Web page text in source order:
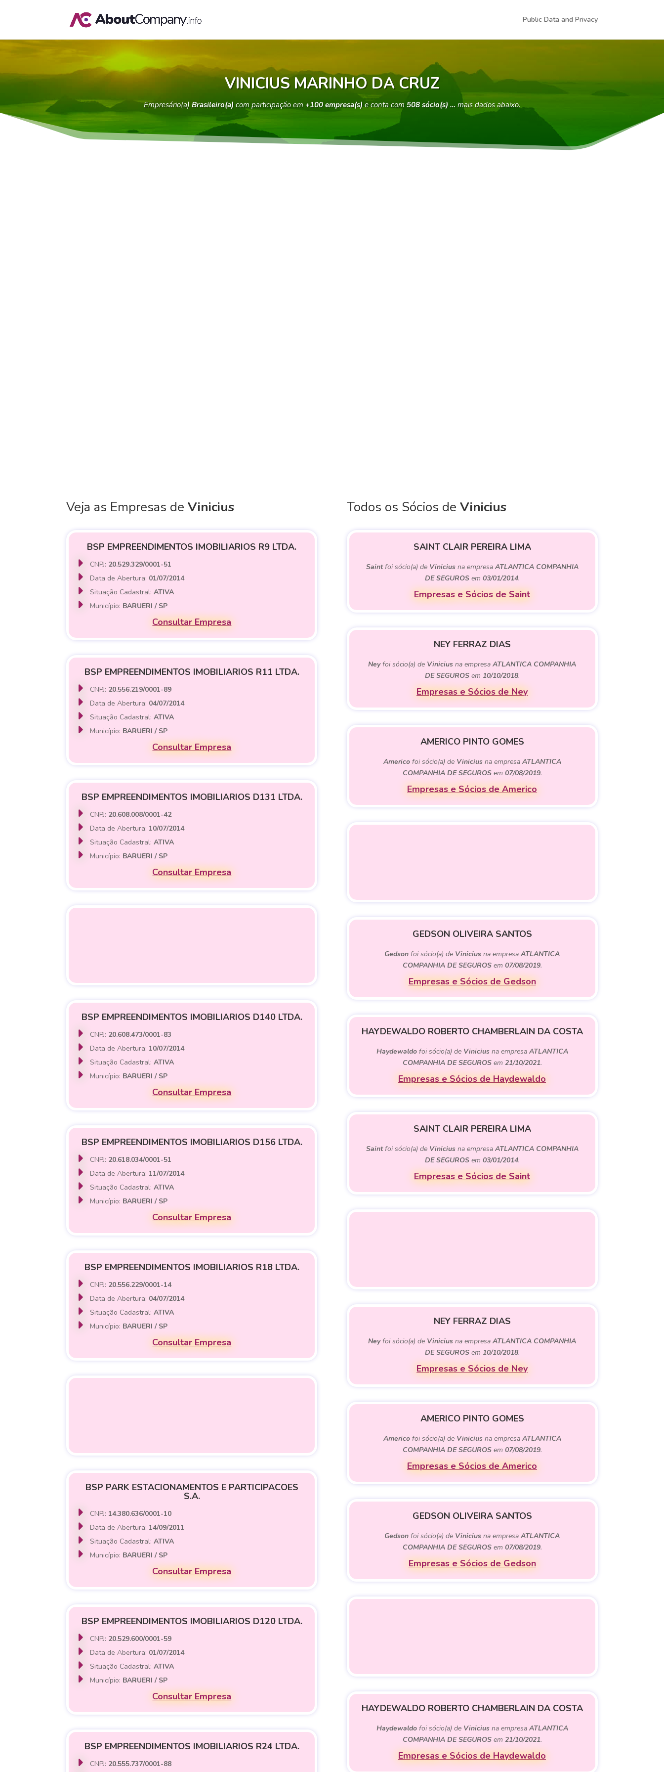
Public Data and Privacy
VINICIUS MARINHO DA CRUZ
Empresário(a) Brasileiro(a) com participação em +100 empresa(s)e conta com 508 sócio(s) … mais dados abaixo.
Veja as Empresas deVinicius
BSP EMPREENDIMENTOS IMOBILIARIOS R9 LTDA.
CNPJ: 20.529.329/0001-51
Data de Abertura: 01/07/2014
Situação Cadastral:ATIVA
Município: BARUERI / SP
Consultar Empresa
BSP EMPREENDIMENTOS IMOBILIARIOS R11 LTDA.
CNPJ: 20.556.219/0001-89
Data de Abertura: 04/07/2014
Situação Cadastral:ATIVA
Município: BARUERI / SP
Consultar Empresa
BSP EMPREENDIMENTOS IMOBILIARIOS D131 LTDA.
CNPJ: 20.608.008/0001-42
Data de Abertura: 10/07/2014
Situação Cadastral:ATIVA
Município: BARUERI / SP
Consultar Empresa
BSP EMPREENDIMENTOS IMOBILIARIOS D140 LTDA.
CNPJ: 20.608.473/0001-83
Data de Abertura: 10/07/2014
Situação Cadastral:ATIVA
Município: BARUERI / SP
Consultar Empresa
BSP EMPREENDIMENTOS IMOBILIARIOS D156 LTDA.
CNPJ: 20.618.034/0001-51
Data de Abertura: 11/07/2014
Situação Cadastral:ATIVA
Município: BARUERI / SP
Consultar Empresa
BSP EMPREENDIMENTOS IMOBILIARIOS R18 LTDA.
CNPJ: 20.556.229/0001-14
Data de Abertura: 04/07/2014
Situação Cadastral:ATIVA
Município: BARUERI / SP
Consultar Empresa
BSP PARK ESTACIONAMENTOS E PARTICIPACOES
S.A.
CNPJ: 14.380.636/0001-10
Data de Abertura: 14/09/2011
Situação Cadastral:ATIVA
Município: BARUERI / SP
Consultar Empresa
BSP EMPREENDIMENTOS IMOBILIARIOS D120 LTDA.
CNPJ: 20.529.600/0001-59
Data de Abertura: 01/07/2014
Situação Cadastral:ATIVA
Município: BARUERI / SP
Consultar Empresa
BSP EMPREENDIMENTOS IMOBILIARIOS R24 LTDA.
CNPJ: 20.555.737/0001-88
Todos os Sócios de Vinicius
SAINT CLAIR PEREIRA LIMA
Saintfoi sócio(a) de Viniciusna empresa ATLANTICA COMPANHIA
DE SEGUROSem 03/01/2014.
Empresas e Sócios de Saint
NEY FERRAZ DIAS
Neyfoi sócio(a) de Vinicius na empresaATLANTICA COMPANHIA
DE SEGUROSem 10/10/2018.
Empresas e Sócios de Ney
AMERICO PINTO GOMES
Americofoi sócio(a) de Viniciusna empresa ATLANTICA
COMPANHIA DE SEGUROSem 07/08/2019.
Empresas e Sócios de Americo
GEDSON OLIVEIRA SANTOS
Gedson foi sócio(a) de Vinicius na empresaATLANTICA
COMPANHIA DE SEGUROSem 07/08/2019.
Empresas e Sócios de Gedson
HAYDEWALDO ROBERTO CHAMBERLAIN DA COSTA
Haydewaldofoi sócio(a) de Viniciusna empresa ATLANTICA
COMPANHIA DE SEGUROSem 21/10/2021.
Empresas e Sócios de Haydewaldo
SAINT CLAIR PEREIRA LIMA
Saintfoi sócio(a) de Viniciusna empresa ATLANTICA COMPANHIA
DE SEGUROSem 03/01/2014.
Empresas e Sócios de Saint
NEY FERRAZ DIAS
Neyfoi sócio(a) de Vinicius na empresaATLANTICA COMPANHIA
DE SEGUROSem 10/10/2018.
Empresas e Sócios de Ney
AMERICO PINTO GOMES
Americofoi sócio(a) de Viniciusna empresa ATLANTICA
COMPANHIA DE SEGUROSem 07/08/2019.
Empresas e Sócios de Americo
GEDSON OLIVEIRA SANTOS
Gedson foi sócio(a) de Vinicius na empresaATLANTICA
COMPANHIA DE SEGUROSem 07/08/2019.
Empresas e Sócios de Gedson
HAYDEWALDO ROBERTO CHAMBERLAIN DA COSTA
Haydewaldofoi sócio(a) de Viniciusna empresa ATLANTICA
COMPANHIA DE SEGUROSem 21/10/2021.
Empresas e Sócios de Haydewaldo